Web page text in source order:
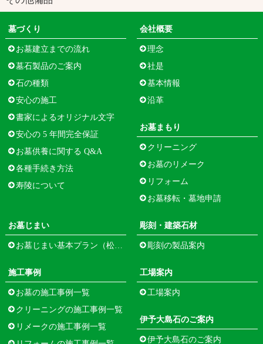
墓づくり
お墓建立までの流れ
墓石製品のご案内
石の種類
安心の施工
書家によるオリジナル文字
安心の 5 年間完全保証
お墓供養に関する Q&A
各種手続き方法
寿陵について
会社概要
理念
社是
基本情報
沿革
お墓まもり
クリーニング
お墓のリメーク
リフォーム
お墓移転・墓地申請
お墓じまい
お墓じまい基本プラン（松江市寺町）
彫刻・建築石材
彫刻の製品案内
施工事例
お墓の施工事例一覧
クリーニングの施工事例一覧
リメークの施工事例一覧
工場案内
工場案内
伊予大島石のご案内
伊予大島石のご案内